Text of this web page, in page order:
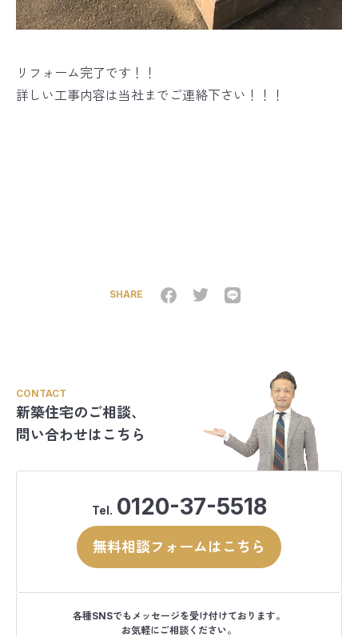
リフォーム完了です！！
詳しい工事内容は当社までご連絡下さい！！！
SHARE
CONTACT
新築住宅のご相談、
問い合わせはこちら
Tel. 0120-37-5518
無料相談フォームはこちら
各種SNSでもメッセージを受け付けております。
お気軽にご相談ください。